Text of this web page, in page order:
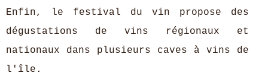
Enfin, le festival du vin propose des
dégustations de vins régionaux et
nationaux dans plusieurs caves à vins de
l'île.